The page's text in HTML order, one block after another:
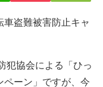
車盗難被害防止キャ
犯協会による「ひっ
ペーン」ですが、今